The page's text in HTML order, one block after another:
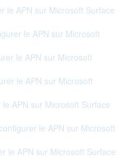
le APN sur Microsoft Surface
le APN sur Microsoft
le APN sur Microsoft
le APN sur Microsoft
APN sur Microsoft Surface
le APN sur Microsoft
le APN sur Microsoft Surface